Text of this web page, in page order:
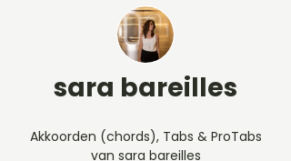
sara bareilles
Akkoorden (chords), Tabs & ProTabs
van sara bareilles